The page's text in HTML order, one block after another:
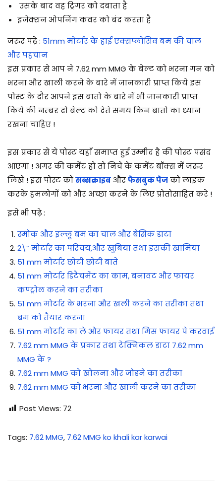
उसके बाद वह ट्रिगर को दबाता है
इजेक्शन ओपनिंग कवर को बंद करता है
जरुर पढ़े : 51mm मोर्टार के हाई एक्सप्लोसिव बम की चाल
और पहचान
इस प्रकार से आप ने 7.62 mm MMG के बेल्ट को भरना गन को
भरना और खाली करने के बारे में जानकारी प्राप्त किये इस
पोस्ट के दौर आपने इस बातो के बारे में भी जानकारी प्राप्त
किये की नम्बर दो बेल्ट को देते समय किन बातो का ध्यान
रखना चाहिए !
इस प्रकार से ये पोस्ट यहाँ समाप्त हुई उम्मीद है की पोस्ट पसंद
आएगा ! अगर की कमेंट हो तो निचे के कमेंट बॉक्स में जरुर
लिखे ! इस पोस्ट कोसब्सक्राइबऔरफेसबुक पेजको लाइक
करके हमलोगों को और अच्छा करने के लिए प्रोतोसाहित करे !
इसे भी पढ़े :
स्मोक और इल्लू बम का चाल और बेसिक डाटा
2\” मोर्टार का परिचय,और खुबिया तथा इसकी खामिया
51 mm मोर्टार छोटी छोटी बाते
51 mm मोर्टार डिटैचमेंट का काम, बनावट और फायर
कण्ट्रोल करने का तरीका
51 mm मोर्टार के भरना और खली करने का तरीका तथा
बम को तैयार करना
51 mm मोर्टार का ले और फायर तथा मिस फायर पे करवाई
7.62 mm MMG के प्रकार तथा टेक्निकल डाटा 7.62 mm
MMG के ?
7.62 mm MMG को खोलना और जोड़ने का तरीका
7.62 mm MMG को भरना और खाली करने का तरीका
Post Views: 72
Tags: 7.62 MMG, 7.62 MMG ko khali kar karwai